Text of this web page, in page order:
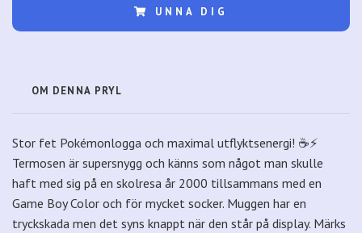
UNNA DIG
OM DENNA PRYL
Stor fet Pokémonlogga och maximal utflyktsenergi! ☕⚡
Termosen är supersnygg och känns som något man skulle
haft med sig på en skolresa år 2000 tillsammans med en
Game Boy Color och för mycket socker. Muggen har en
tryckskada men det syns knappt när den står på display. Märks